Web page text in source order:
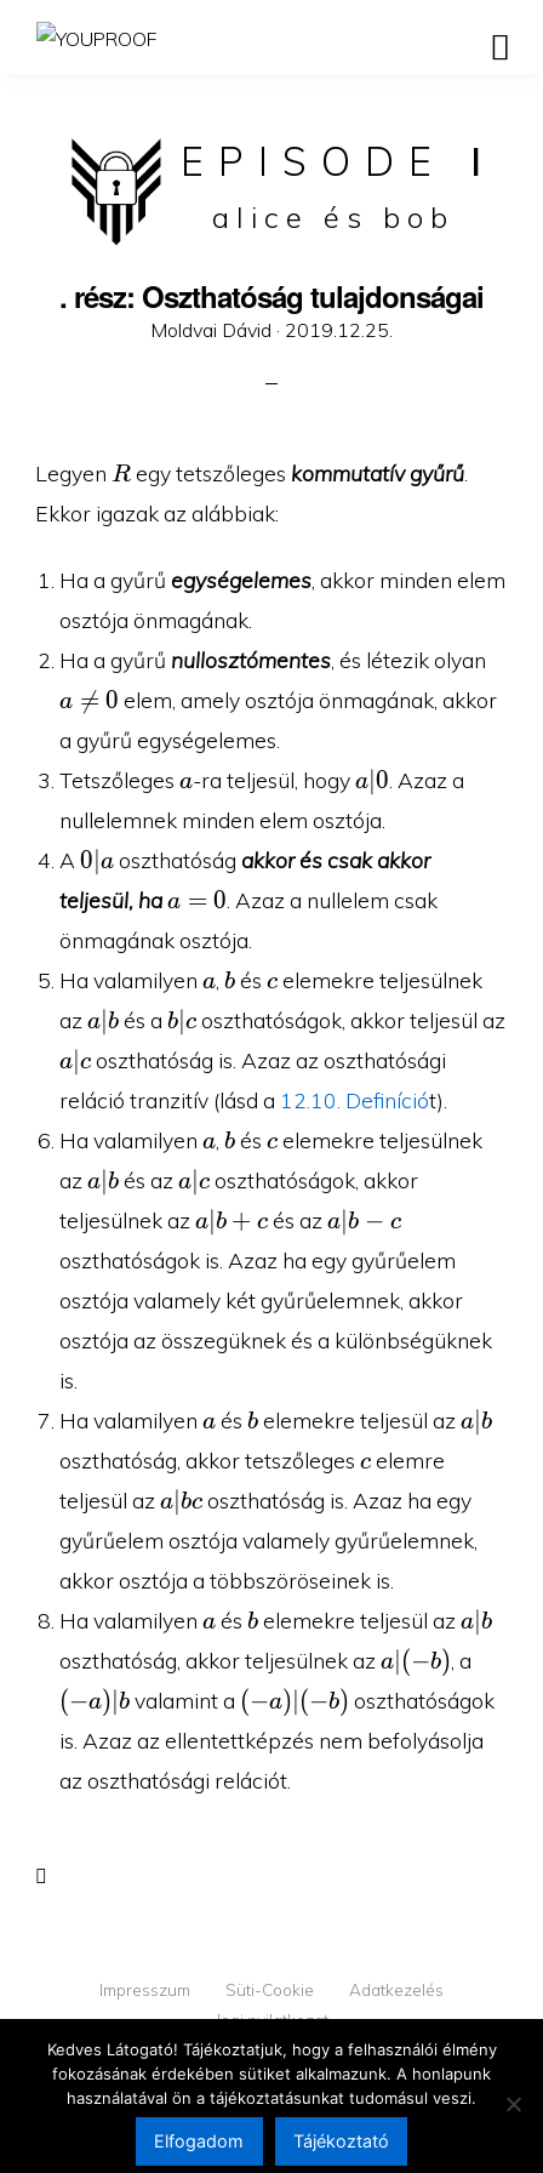
EPISODE I
alice és bob
. rész: Oszthatóság tulajdonságai
Moldvai Dávid · Posted
2019.12.25.
Legyen R
Regy tetszőleges kommutatív gyűrű.
Ekkor igazak az alábbiak:
Ha a gyűrű egységelemes, akkor minden elem
osztója önmagának.
Ha a gyűrű nullosztómentes, és létezik olyan
a 
= 0 elem, amely osztója önmagának, akkor
a gyűrű egységelemes.
Tetszőleges a
a-ra teljesül, hogya|0
a∣ 0. Azaz a
nullelemnek minden elem osztója.
A0|a
0 aoszthatóság akkor és csak akkor
teljesül, haa=0
a = 0. Azaz a nullelem csak
önmagának osztója.
Ha valamilyen a
a, b
bés c
celemekre teljesülnek
aza|b
a∣ bés a b|c
b∣ coszthatóságok, akkor teljesül az
a|c
a∣ coszthatóság is. Azaz az oszthatósági
reláció tranzitív (lásd a 12.10. Definíciót).
Ha valamilyen a
a, b
bés c
celemekre teljesülnek
aza|b
a∣ bés aza|c
a∣ coszthatóságok, akkor
teljesülnek aza|b+c
a∣ b + c és aza|b-
a ∣b − c
oszthatóságok is. Azaz ha egy gyűrűelem
osztója valamely két gyűrűelemnek, akkor
osztója az összegüknek és a különbségüknek
is.
Ha valamilyen a
aés b
belemekre teljesül aza|b
a∣ b
oszthatóság, akkor tetszőleges c
celemre
teljesül aza|bc
a∣ bcoszthatóság is. Azaz ha egy
gyűrűelem osztója valamely gyűrűelemnek,
akkor osztója a többszöröseinek is.
Ha valamilyen a
aés b
belemekre teljesül aza|b
a∣ b
oszthatóság, akkor teljesülnek aza|
(-
b)
a∣ (−b), a
a)|b
(−a) bvalamint a (-
a)|
(-
b)
(−a) (−b) oszthatóságok
is. Azaz az ellentettképzés nem befolyásolja
az oszthatósági relációt.
Impresszum Süti-Cookie
Adatkezelés
Jogi nyilatkozat
© 2026 YOUPROOF - Minden jog fenntartva
v1.2.2
Megújultunk!Tovább az új oldalra →
Kedves Látogató! Tájékoztatjuk, hogy a felhasználói élmény
fokozásának érdekében sütiket alkalmazunk. A honlapunk
használatával ön a tájékoztatásunkat tudomásul veszi.
Elfogadom Tájékoztató